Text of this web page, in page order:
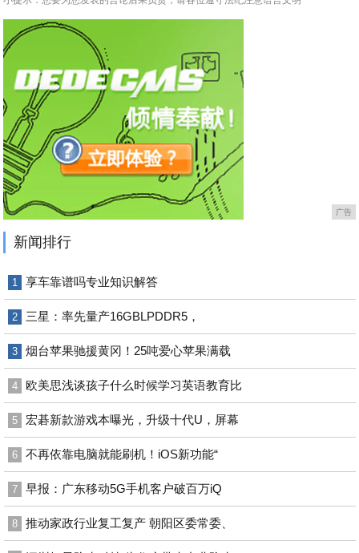
广告
新闻排行
1 享车靠谱吗专业知识解答
2 三星：率先量产16GBLPDDR5，
3 烟台苹果驰援黄冈！25吨爱心苹果满载
4 欧美思浅谈孩子什么时候学习英语教育比
5 宏碁新款游戏本曝光，升级十代U，屏幕
6 不再依靠电脑就能刷机！iOS新功能“
7 早报：广东移动5G手机客户破百万iQ
8 推动家政行业复工复产 朝阳区委常委、